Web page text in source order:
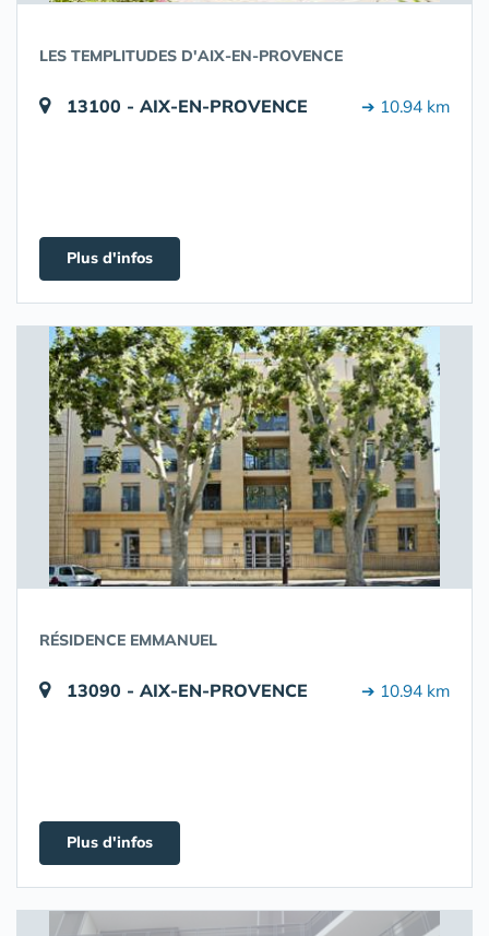
LES TEMPLITUDES D'AIX-EN-PROVENCE
13100 - AIX-EN-PROVENCE ➔ 10.94 km
Plus d'infos
RÉSIDENCE EMMANUEL
13090 - AIX-EN-PROVENCE ➔ 10.94 km
Plus d'infos